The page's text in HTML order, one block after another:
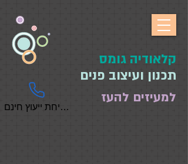
​קלאודיה גומס
תכנון ועיצוב פנים
למעיזים להעז
לשיחת ייעוץ חינם